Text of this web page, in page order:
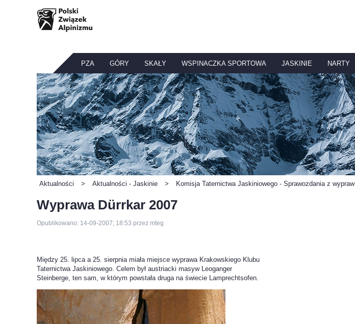
PZA GÓRY SKAŁY WSPINACZKA SPORTOWA JASKINIE NARTY
Aktualności > Aktualności - Jaskinie > Komisja Taternictwa Jaskiniowego - Sprawozdania z wypraw
Wyprawa Dürrkar 2007
Opublikowano: 14-09-2007; 18:53 przez mteg
Między 25. lipca a 25. sierpnia miała miejsce wyprawa Krakowskiego Klubu
Taternictwa Jaskiniowego. Celem był austriacki masyw Leoganger
Steinberge, ten sam, w którym powstała druga na świecie Lamprechtsofen.